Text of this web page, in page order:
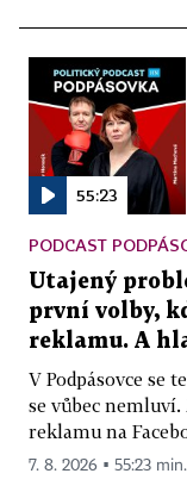
55:23
PODCAST
Utajený
první volby,
reklamu. A
V Podpásovce se
se vůbec
reklamu na
7. 8. 2026 ▪ 55:23 min.